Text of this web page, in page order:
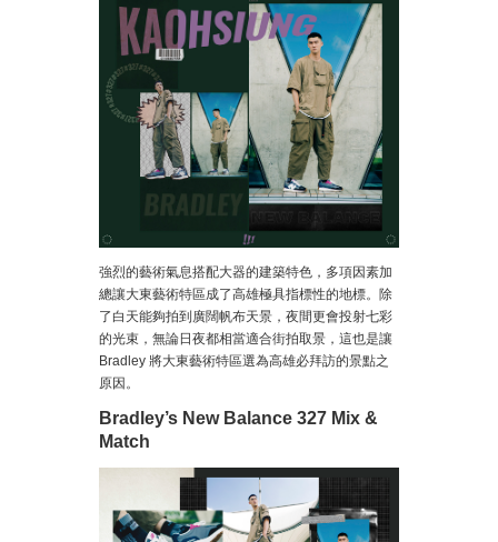
強烈的藝術氣息搭配大器的建築特色，多項因素加
總讓大東藝術特區成了高雄極具指標性的地標。除
了白天能夠拍到廣闊帆布天景，夜間更會投射七彩
的光束，無論日夜都相當適合街拍取景，這也是讓
Bradley 將大東藝術特區選為高雄必拜訪的景點之
原因。
Bradley’s New Balance 327 Mix &
Match